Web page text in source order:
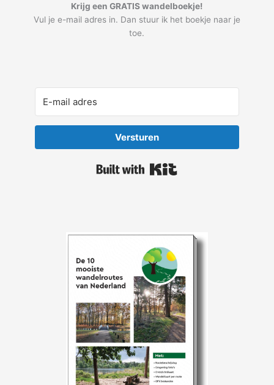
Krijg een GRATIS wandelboekje!
Vul je e-mail adres in. Dan stuur ik het boekje naar je
toe.
Versturen